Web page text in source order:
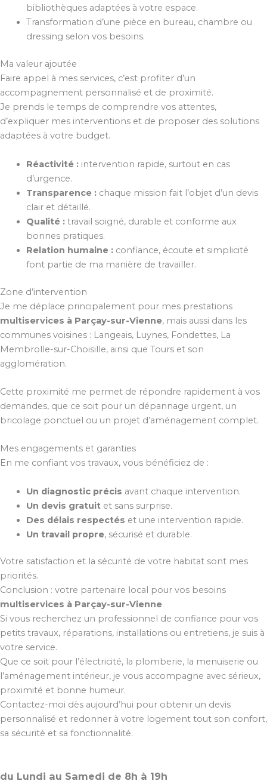
bibliothèques adaptées à votre espace.
Transformation d’une pièce en bureau, chambre ou
dressing selon vos besoins.
Ma valeur ajoutée
Faire appel à mes services, c’est profiter d’un
accompagnement personnalisé et de proximité.
Je prends le temps de comprendre vos attentes,
d’expliquer mes interventions et de proposer des solutions
adaptées à votre budget.
Réactivité :intervention rapide, surtout en cas
d’urgence.
Transparence :chaque mission fait l’objet d’un devis
clair et détaillé.
Qualité :travail soigné, durable et conforme aux
bonnes pratiques.
Relation humaine :confiance, écoute et simplicité
font partie de ma manière de travailler.
Zone d’intervention
Je me déplace principalement pour mes prestations
multiservices à Parçay-sur-Vienne, mais aussi dans les
communes voisines : Langeais, Luynes, Fondettes, La
Membrolle-sur-Choisille, ainsi que Tours et son
agglomération.
Cette proximité me permet de répondre rapidement à vos
demandes, que ce soit pour un dépannage urgent, un
bricolage ponctuel ou un projet d’aménagement complet.
Mes engagements et garanties
En me confiant vos travaux, vous bénéficiez de :
Un diagnostic précis avant chaque intervention.
Un devis gratuitet sans surprise.
Des délais respectés et une intervention rapide.
Un travail propre, sécurisé et durable.
Votre satisfaction et la sécurité de votre habitat sont mes
priorités.
Conclusion : votre partenaire local pour vos besoins
multiservices à Parçay-sur-Vienne.
Si vous recherchez un professionnel de confiance pour vos
petits travaux, réparations, installations ou entretiens, je suis à
votre service.
Que ce soit pour l’électricité, la plomberie, la menuiserie ou
l’aménagement intérieur, je vous accompagne avec sérieux,
proximité et bonne humeur.
Contactez-moi dès aujourd’hui pour obtenir un devis
personnalisé et redonner à votre logement tout son confort,
sa sécurité et sa fonctionnalité.
du Lundi au Samedi de 8h à 19h